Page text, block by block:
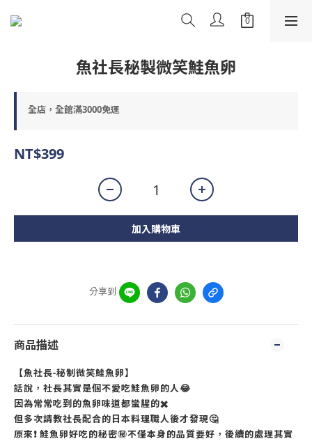
魚社長秘製微笑鮭魚卵
全店，全館滿3000免運
NT$399
加入購物車
分享到
商品描述
【魚社長-秘制微笑鮭魚卵】
話說，社長其實是個不愛吃鮭魚卵的人😂
因為常常吃到的魚卵味道都蠻腥的✖️
但多次請教社長配合的日本料理職人後才發現🤔
原來❗️ 鮭魚卵好吃的秘密㊙️不僅本身的品質要好，後續的處理其實